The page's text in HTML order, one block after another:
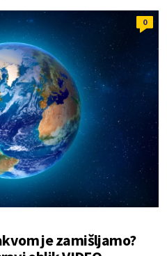
0
je zamišljamo?